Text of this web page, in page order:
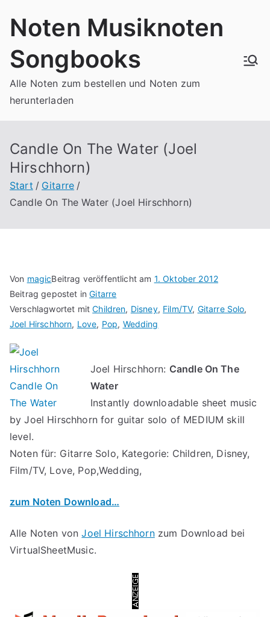
InhaltNoten Musiknoten
Songbooks
Alle Noten zum bestellen und Noten zum
herunterladen
Candle On The Water (Joel
Hirschhorn)
Start
Gitarre
Candle On The Water (Joel Hirschhorn)
Von magicBeitrag veröffentlicht am 1. Oktober 2012
Beitrag gepostet inGitarre
Verschlagwortet mitChildren, Disney, Film/TV, Gitarre Solo,
Joel Hirschhorn, Love, Pop, Wedding
Joel Hirschhorn: Candle On The
Water
Instantly downloadable sheet music
by Joel Hirschhorn for guitar solo of MEDIUM skill
level.
Noten für: Gitarre Solo, Kategorie: Children, Disney,
Film/TV, Love, Pop,Wedding,
zum Noten Download…
Alle Noten vonJoel Hirschhornzum Download bei
VirtualSheetMusic.